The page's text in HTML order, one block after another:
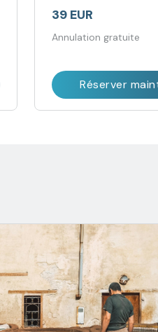
39 EUR
Annulation gratuite
Réserver